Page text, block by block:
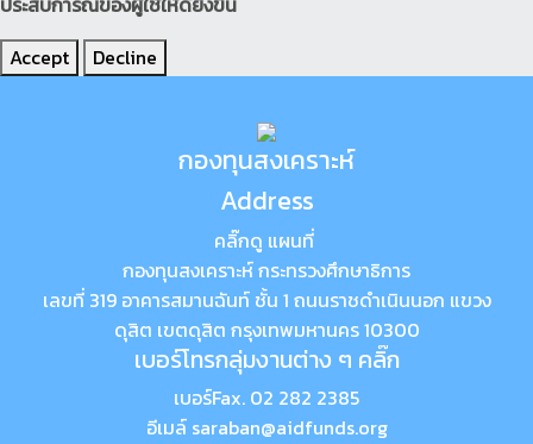
Accept
Decline
กองทุนสงเคราะห์
Address
คลิ๊กดู แผนที่
กองทุนสงเคราะห์ กระทรวงศึกษาธิการ
เลขที่ 319 อาคารสมานฉันท์ ชั้น 1 ถนนราชดำเนินนอก แขวง
ดุสิต เขตดุสิต กรุงเทพมหานคร 10300
เบอร์โทรกลุ่มงานต่าง ๆ คลิ๊ก
เบอร์Fax. 02 282 2385
อีเมล์ saraban@aidfunds.org